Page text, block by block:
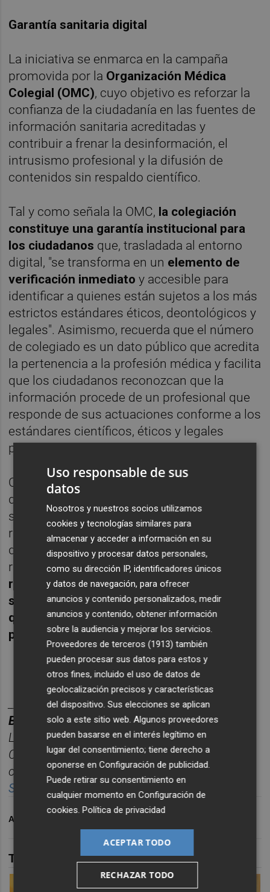
Garantía sanitaria digital
La iniciativa se enmarca en la campaña
promovida por la Organización Médica
Colegial (OMC), cuyo objetivo es reforzar la
confianza de la ciudadanía en las fuentes de
información sanitaria acreditadas y
contribuir a frenar la desinformación, el
intrusismo profesional y la difusión de
contenidos sin respaldo científico.
Tal y como señala la OMC, la colegiación
constituye una garantía institucional para
los ciudadanos que, trasladada al entorno
digital, "se transforma en un elemento de
verificación inmediato y accesible para
identificar a quienes están sujetos a los más
estrictos estándares éticos, deontológicos y
legales". Asimismo, recuerda que el número
de colegiado es un dato público que acredita
la pertenencia a la profesión médica y facilita
que los ciudadanos reconozcan que la
información procede de un profesional que
responde de sus actuaciones conforme a los
estándares científicos, éticos y legales
propios de la profesión.
Con esta acción, la OMC y el Colegio Oficial
de Médicos de Castellón quieren alertar
sobre el creciente consumo de contenidos
relacionados con la salud en plataformas
digitales, donde conviven publicaciones
rigurosas con mensajes pseudocientíficos,
recomendaciones emitidas por personas
sin competencias clínicas e informaciones
que pueden poner en riesgo la salud de la
población.
________
BOLET ÍN TITULARES CASTELLÓN PLAZA.
Las noticias más relevantes del día en
Castellón, reunidas cada mañana en un solo
correo para empezar el día informado.
Suscr
bete gratis al bolet n aqu í.
ARCHIVADO EN
TAMBIÉN TE PUEDE INTERESAR
Uso responsable de sus
datos
Nosotros y nuestros socios utilizamos
cookies y tecnologías similares para
almacenar y acceder a información en su
dispositivo y procesar datos personales,
como su dirección IP, identificadores únicos
y datos de navegación, para ofrecer
anuncios y contenido personalizados, medir
anuncios y contenido, obtener información
sobre la audiencia y mejorar los servicios.
Proveedores de terceros (1913) también
pueden procesar sus datos para estos y
otros fines, incluido el uso de datos de
geolocalización precisos y características
del dispositivo. Sus elecciones se aplican
solo a este sitio web. Algunos proveedores
pueden basarse en el interés legítimo en
lugar del consentimiento; tiene derecho a
oponerse enConfiguración de publicidad.
Puede retirar su consentimiento en
cualquier momento enConfiguración de
cookies.Política de privacidad
ACEPTAR TODO
RECHAZAR TODO